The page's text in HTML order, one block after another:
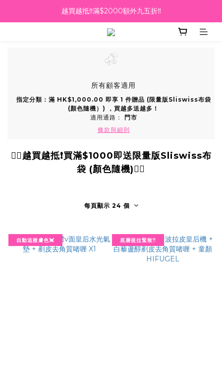
越買越抵‼️滿$2000額外九五折‼️
越買越抵‼️滿$2000額外九五折‼️
☀️【Summer Sales 盛夏狂歡】滿 $700 即減 $40！🔥
滿千即送你免費美容療程🎁
所有顧客適用
指定分類：滿 HK$1,000.00 即享 1 件贈品 (限量版Sliswiss布袋
(顏色隨機）) ，買越多送越多！
適用通路： 門市
條款與細則
❤️‍🔥越買越抵❗️買滿$1000即送限量版Sliswiss布
袋 (顏色隨機)❤️‍🔥
每頁顯示 24 個
自動追蹤膚色💓 底層提拉緊致‼️